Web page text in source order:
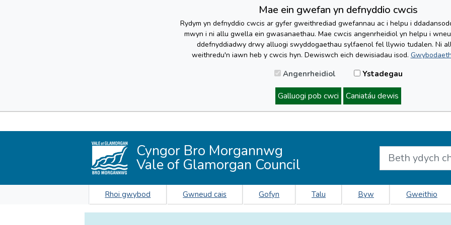
Mae ein gwefan yn defnyddio cwcis
Rydym yn defnyddio cwcis ar gyfer gweithrediad gwefannau ac i helpu i
mwyn i ni allu gwella ein gwasanaethau. Mae cwcis angenrheidiol yn helpu i
ddefnyddiadwy drwy alluogi swyddogaethau sylfaenol fel llywio tudalen. Ni
weithredu'n iawn heb y cwcis hyn. Dewiswch eich dewisiadau isod.
Angenrheidiol Ystadegau
Galluogi pob cwci Caniatáu dewis
Cyngor Bro Morgannwg
Vale of Glamorgan Council
Rhoi gwybod Gwneud cais Gofyn Talu Byw Gweithio